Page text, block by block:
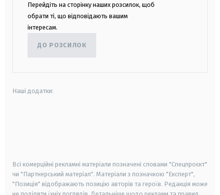
Перейдіть на сторінку наших розсилок, щоб
обрати ті, що відповідають вашим
інтересам.
ДО РОЗСИЛОК
Наші додатки:
Всі комерційні рекламні матеріали позначені словами "Спецпроєкт"
чи "Партнерський матеріал". Матеріали з позначкою "Експерт",
"Позиція" відображають позицію авторів та героїв. Редакція може